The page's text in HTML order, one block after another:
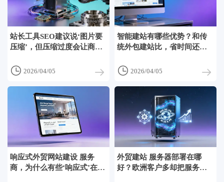
站长工具SEO建议说‘图片要
压缩’，但压缩过度会让商品
 2026/04/05
智能建站有哪些优势？和传
统外包建站比，省时间还是
 2026/04/05
响应式外贸网站建设 服务
商，为什么有些‘响应式’在
外贸建站 服务器部署在哪
好？欧洲客户多却把服务器